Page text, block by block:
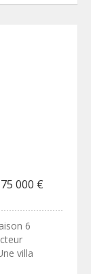
000 €
6
villa